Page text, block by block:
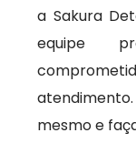
a Sakura
equipe
mesmo e